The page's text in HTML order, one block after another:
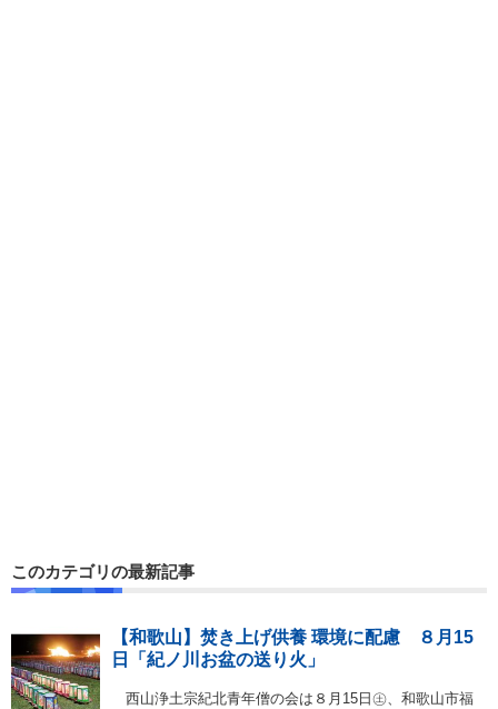
このカテゴリの最新記事
【和歌山】焚き上げ供養 環境に配慮 ８月15
日「紀ノ川お盆の送り火」
西山浄土宗紀北青年僧の会は８月15日㊏、和歌山市福